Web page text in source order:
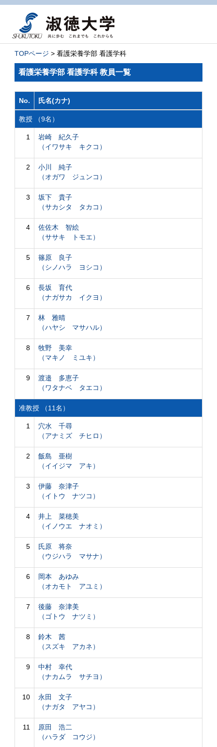
TOPページ > 看護栄養学部 看護学科
看護栄養学部 看護学科 教員一覧
No. 氏名(カナ)
教授 （9名）
1
岩崎 紀久子
（イワサキ キクコ）
2
小川 純子
（オガワ ジュンコ）
3
坂下 貴子
（サカシタ タカコ）
4
佐佐木 智絵
（ササキ トモエ）
5
篠原 良子
（シノハラ ヨシコ）
6
長坂 育代
（ナガサカ イクヨ）
7
林 雅晴
（ハヤシ マサハル）
8
牧野 美幸
（マキノ ミユキ）
9
渡邉 多恵子
（ワタナベ タエコ）
准教授 （11名）
1
穴水 千尋
（アナミズ チヒロ）
2
飯島 亜樹
（イイジマ アキ）
3
伊藤 奈津子
（イトウ ナツコ）
4
井上 菜穂美
（イノウエ ナオミ）
5
氏原 将奈
（ウジハラ マサナ）
6
岡本 あゆみ
（オカモト アユミ）
7
後藤 奈津美
（ゴトウ ナツミ）
8
鈴木 茜
（スズキ アカネ）
9
中村 幸代
（ナカムラ サチヨ）
10
永田 文子
（ナガタ アヤコ）
11
原田 浩二
（ハラダ コウジ）